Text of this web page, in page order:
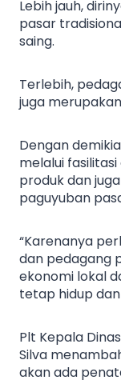
Lebih jauh,
pasar
saing.
Terlebih,
juga
Dengan
melalui
produk dan
paguyuban
“Karenanya
dan pedagang
ekonomi lokal
tetap hidup
Plt Kepala
Silva
akan ada